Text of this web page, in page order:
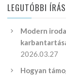
LEGUTÓBBI
Modern
2026.03.27
Hogyan